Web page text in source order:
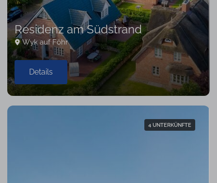
Residenz am Südstrand
Wyk auf Föhr
Details
4 UNTERKÜNFTE